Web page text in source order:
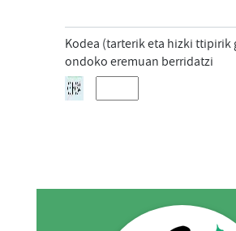
Kodea (tarterik eta hizki ttipirik
ondoko eremuan berridatzi